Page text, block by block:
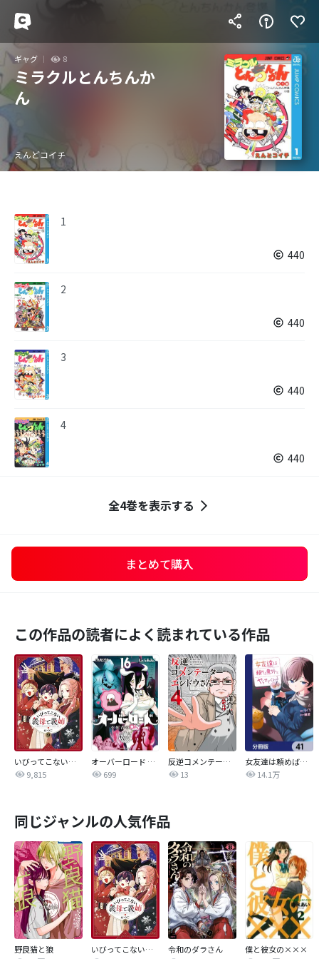
ギャグ 8
ミラクルとんちんか
ん
えんどコイチ
1
440
2
440
3
440
4
440
全4巻を表示する
まとめて購入
この作品の読者によく読まれている作品
いびってこない義母と義姉
9,815
オーバーロード 不死者のOh!
699
反逆コメンテーターエンドウさん
13
女友達は頼めば意外とヤらせてくれる【分冊版】
14.1万
同じジャンルの人気作品
野良猫と狼
いびってこない義母と義姉
令和のダラさん
僕と彼女の×××